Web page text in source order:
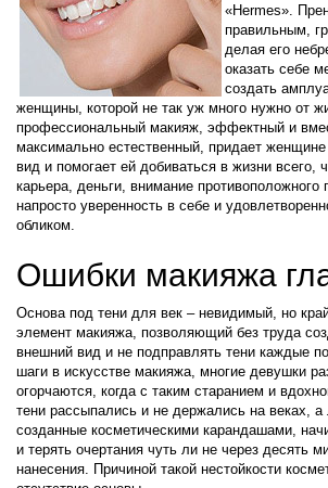
«Hermes».
правильным,
делая его
оказать себе
создать
женщины, которой не так уж много нужно от
профессиональный макияж, эффектный и
максимально естественный, придает
вид и помогает ей добиваться в жизни всего,
карьера, деньги, внимание противоположного
напросто уверенность в себе и
обликом.
Ошибки макияжа
Основа под тени для век – невидимый, но
элемент макияжа, позволяющий без труда
внешний вид и не подправлять тени каждые
шаги в искусстве макияжа, многие девушки
огорчаются, когда с таким старанием и
тени рассыпались и не держались на веках,
созданные косметическими карандашами,
и терять очертания чуть ли не через десять
нанесения. Причиной такой нестойкости